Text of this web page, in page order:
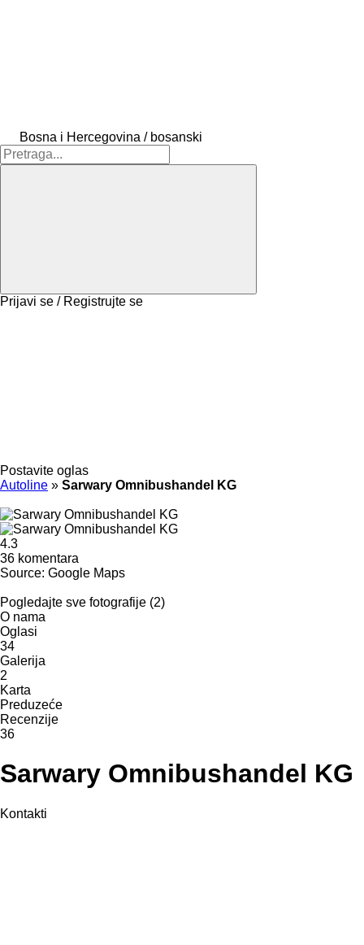
Bosna i Hercegovina / bosanski
Prijavi se / Registrujte se
Postavite oglas
Autoline » Sarwary Omnibushandel KG
4.3
36 komentara
Source: Google Maps
Pogledajte sve fotografije (2)
O nama
Oglasi
34
Galerija
2
Karta
Preduzeće
Recenzije
36
Sarwary Omnibushandel KG
Kontakti